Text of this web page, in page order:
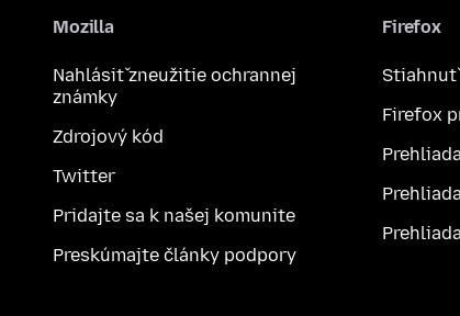
Mozilla
Nahlásiť zneužitie ochrannej
známky
Zdrojový kód
Twitter
Pridajte sa k našej komunite
Preskúmajte články podpory
Firefox
Stiahnuť
Firefox